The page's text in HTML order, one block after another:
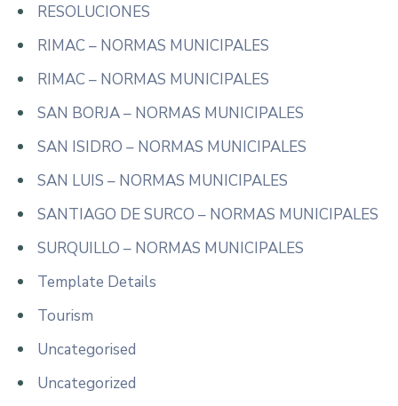
RESOLUCIONES
RIMAC – NORMAS MUNICIPALES
RIMAC – NORMAS MUNICIPALES
SAN BORJA – NORMAS MUNICIPALES
SAN ISIDRO – NORMAS MUNICIPALES
SAN LUIS – NORMAS MUNICIPALES
SANTIAGO DE SURCO – NORMAS MUNICIPALES
SURQUILLO – NORMAS MUNICIPALES
Template Details
Tourism
Uncategorised
Uncategorized